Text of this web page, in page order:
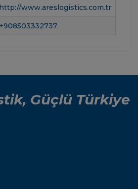
http://www.areslogistics.com.tr
+908503332737
Güçlü Türkiye